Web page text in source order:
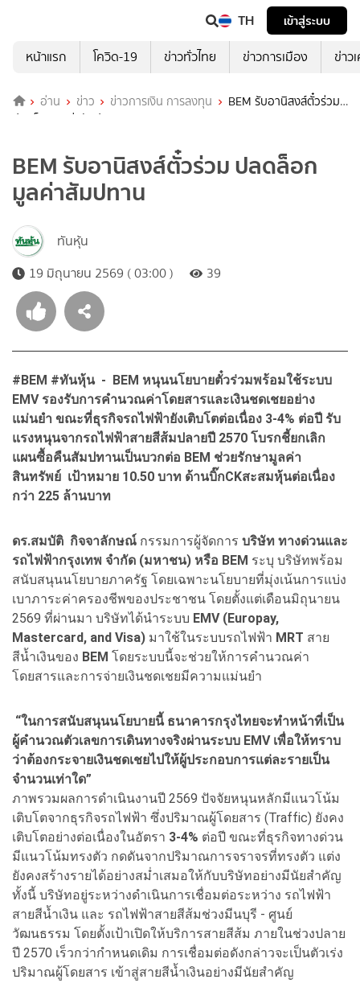
TH
เข้าสู่ระบบ
หน้าแรก
โควิด-19 ข่าวทั่วไทย ข่าวการเมือง ข่าว
อ่าน ข่าว ข่าวการเงิน การลงทุน
BEM รับอานิสงส์ตั๋วร่วม
ปลดล็อกมูลค่าสัมปทาน
BEM รับอานิสงส์ตั๋วร่วม ปลดล็อก
มูลค่าสัมปทาน
ทันหุ้น
19 มิถุนายน 2569 ( 03:00 )
39
#BEM #ทันหุ้น - BEM หนุนนโยบายตั๋วร่วมพร้อมใช้ระบบ
EMV รองรับการคำนวณค่าโดยสารและเงินชดเชยอย่าง
แม่นยำ ขณะที่ธุรกิจรถไฟฟ้ายังเติบโตต่อเนื่อง 3-4% ต่อปี รับ
แรงหนุนจากรถไฟฟ้าสายสีส้มปลายปี 2570 โบรกชี้ยกเลิก
แผนซื้อคืนสัมปทานเป็นบวกต่อ BEM ช่วยรักษามูลค่า
สินทรัพย์ เป้าหมาย 10.50 บาท ด้านบิ๊กCKสะสมหุ้นต่อเนื่อง
กว่า 225 ล้านบาท
ดร.สมบัติ กิจจาลักษณ์ กรรมการผู้จัดการ บริษัท ทางด่วนและ
รถไฟฟ้ากรุงเทพ จำกัด (มหาชน) หรือ BEM ระบุ บริษัทพร้อม
สนับสนุนนโยบายภาครัฐ โดยเฉพาะนโยบายที่มุ่งเน้นการแบ่ง
เบาภาระค่าครองชีพของประชาชน โดยตั้งแต่เดือนมิถุนายน
2569 ที่ผ่านมา บริษัทได้นำระบบ EMV (Europay,
Mastercard, and Visa) มาใช้ในระบบรถไฟฟ้า MRT สาย
สีน้ำเงินของ BEM โดยระบบนี้จะช่วยให้การคำนวณค่า
โดยสารและการจ่ายเงินชดเชยมีความแม่นยำ
“ในการสนับสนุนนโยบายนี้ ธนาคารกรุงไทยจะทำหน้าที่เป็น
ผู้คำนวณตัวเลขการเดินทางจริงผ่านระบบ EMV เพื่อให้ทราบ
ว่าต้องกระจายเงินชดเชยไปให้ผู้ประกอบการแต่ละรายเป็น
จำนวนเท่าใด”
ภาพรวมผลการดำเนินงานปี 2569 ปัจจัยหนุนหลักมีแนวโน้ม
เติบโตจากธุรกิจรถไฟฟ้า ซึ่งปริมาณผู้โดยสาร (Traffic) ยังคง
เติบโตอย่างต่อเนื่องในอัตรา 3-4% ต่อปี ขณะที่ธุรกิจทางด่วน
มีแนวโน้มทรงตัว กดดันจากปริมาณการจราจรที่ทรงตัว แต่ง
ยังคงสร้างรายได้อย่างสม่ำเสมอให้กับบริษัทอย่างมีนัยสำคัญ
ทั้งนี้ บริษัทอยู่ระหว่างดำเนินการเชื่อมต่อระหว่าง รถไฟฟ้า
สายสีน้ำเงิน และ รถไฟฟ้าสายสีส้มช่วงมีนบุรี - ศูนย์
วัฒนธรรม โดยตั้งเป้าเปิดให้บริการสายสีส้ม ภายในช่วงปลาย
ปี 2570 เร็วกว่ากำหนดเดิม การเชื่อมต่อดังกล่าวจะเป็นตัวเร่ง
ปริมาณผู้โดยสาร เข้าสู่สายสีน้ำเงินอย่างมีนัยสำคัญ